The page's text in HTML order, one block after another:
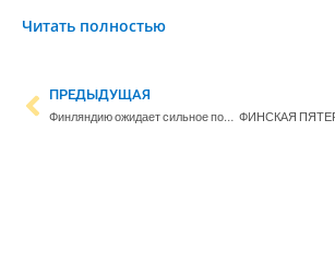
Читать полностью
ПРЕДЫДУЩАЯ
Финляндию ожидает сильное похолодание